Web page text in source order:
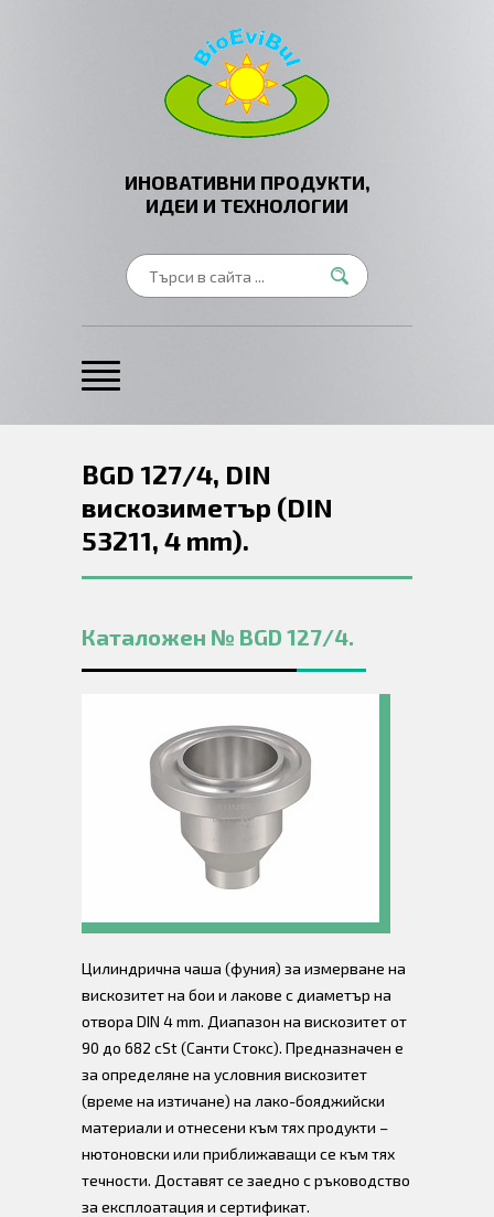
ИНОВАТИВНИ ПРОДУКТИ,
ИДЕИ И ТЕХНОЛОГИИ
BGD 127/4, DIN
вискозиметър (DIN
53211, 4 mm).
Каталожен № BGD 127/4.
Цилиндрична чаша (фуния) за измерване на
вискозитет на бои и лакове с диаметър на
отвора DIN 4 mm. Диапазон на вискозитет от
90 до 682 cSt (Санти Стокс). Предназначен е
за определяне на условния вискозитет
(време на изтичане) на лако-бояджийски
материали и отнесени към тях продукти –
нютоновски или приближаващи се към тях
течности. Доставят се заедно с ръководство
за експлоатация и сертификат.